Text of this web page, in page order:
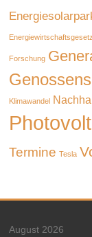
Energiewirtschaftsgesetz
Forschung
Klimawandel
Termine Tesla
August 2026